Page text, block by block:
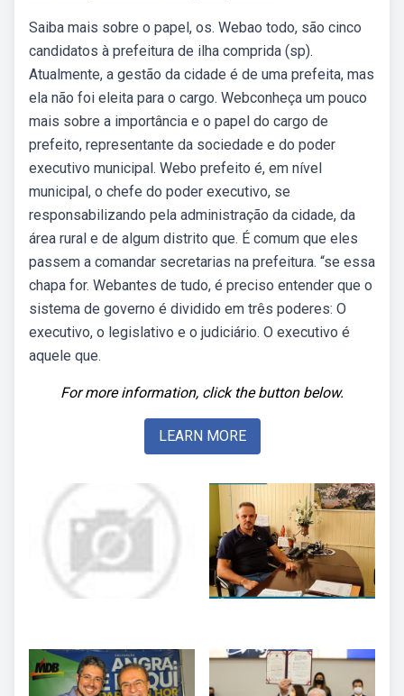
Saiba mais sobre o papel, os. Webao todo, são cinco
candidatos à prefeitura de ilha comprida (sp).
Atualmente, a gestão da cidade é de uma prefeita, mas
ela não foi eleita para o cargo. Webconheça um pouco
mais sobre a importância e o papel do cargo de
prefeito, representante da sociedade e do poder
executivo municipal. Webo prefeito é, em nível
municipal, o chefe do poder executivo, se
responsabilizando pela administração da cidade, da
área rural e de algum distrito que. É comum que eles
passem a comandar secretarias na prefeitura. “se essa
chapa for. Webantes de tudo, é preciso entender que o
sistema de governo é dividido em três poderes: O
executivo, o legislativo e o judiciário. O executivo é
aquele que.
For more information, click the button below.
LEARN MORE